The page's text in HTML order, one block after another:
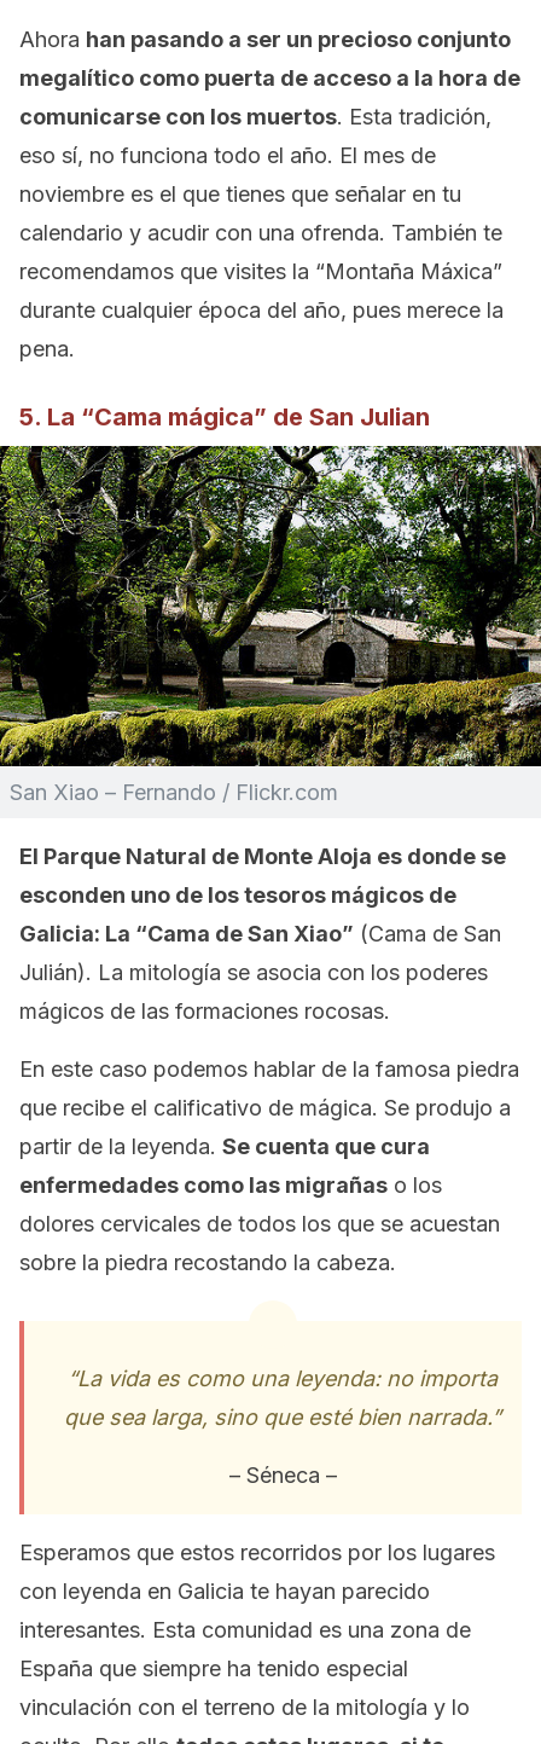
Ahora han pasando a ser un precioso conjunto
megalítico como puerta de acceso a la hora de
comunicarse con los muertos. Esta tradición,
eso sí, no funciona todo el año. El mes de
noviembre es el que tienes que señalar en tu
calendario y acudir con una ofrenda. También te
recomendamos que visites la “Montaña Máxica”
durante cualquier época del año, pues merece la
pena.
5. La “Cama mágica” de San Julian
San Xiao – Fernando / Flickr.com
El Parque Natural de Monte Aloja es donde se
esconden uno de los tesoros mágicos de
Galicia: La “Cama de San Xiao” (Cama de San
Julián). La mitología se asocia con los poderes
mágicos de las formaciones rocosas.
En este caso podemos hablar de la famosa piedra
que recibe el calificativo de mágica. Se produjo a
partir de la leyenda. Se cuenta que cura
enfermedades como las migrañas o los
dolores cervicales de todos los que se acuestan
sobre la piedra recostando la cabeza.
“La vida es como una leyenda: no importa
que sea larga, sino que esté bien narrada.”
– Séneca –
Esperamos que estos recorridos por los lugares
con leyenda en Galicia te hayan parecido
interesantes. Esta comunidad es una zona de
España que siempre ha tenido especial
vinculación con el terreno de la mitología y lo